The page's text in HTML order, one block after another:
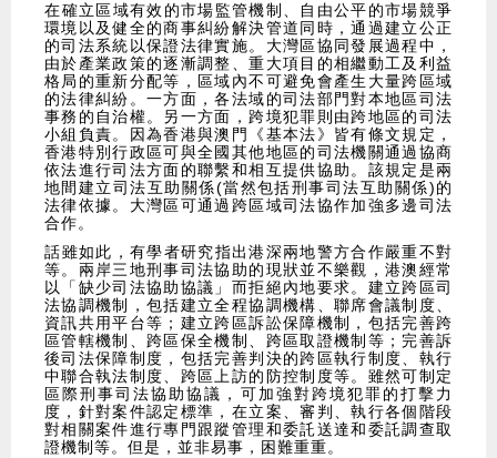
​在確立區域有效的市場監管機制、自由公平的市場競爭
環境以及健全的商事糾紛解決管道同時，通過建立公正
的司法系統以保證法律實施。大灣區協同發展過程中，
由於產業政策的逐漸調整、重大項目的相繼動工及利益
格局的重新分配等，區域內不可避免會產生大量跨區域
的法律糾紛。一方面，各法域的司法部門對本地區司法
事務的自治權。另一方面，跨境犯罪則由跨地區的司法
小組負責。因為香港與澳門《基本法》皆有條文規定，
香港特別行政區可與全國其他地區的司法機關通過協商
依法進行司法方面的聯繫和相互提供協助。該規定是兩
地間建立司法互助關係(當然包括刑事司法互助關係)的
法律依據。大灣區可通過跨區域司法協作加強多邊司法
合作。
​話雖如此，有學者研究指出港深兩地警方合作嚴重不對
等。兩岸三地刑事司法協助的現狀並不樂觀，港澳經常
以「缺少司法協助協議」而拒絕內地要求。建立跨區司
法協調機制，包括建立全程協調機構、聯席會議制度、
資訊共用平台等；建立跨區訴訟保障機制，包括完善跨
區管轄機制、跨區保全機制、跨區取證機制等；完善訴
後司法保障制度，包括完善判決的跨區執行制度、執行
中聯合執法制度、跨區上訪的防控制度等。雖然可制定
區際刑事司法協助協議，可加強對跨境犯罪的打擊力
度，針對案件認定標準，在立案、審判、執行各個階段
對相關案件進行專門跟蹤管理和委託送達和委託調查取
證機制等。但是，並非易事，困難重重。